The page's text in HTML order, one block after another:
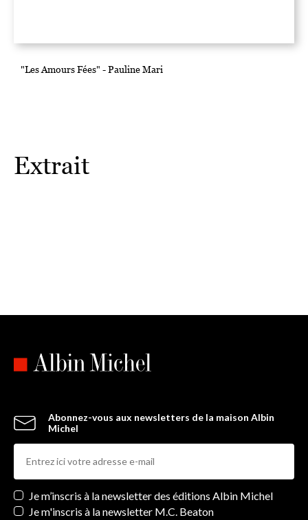
"Les Amours Fées" - Pauline Mari
Extrait
Abonnez-vous aux newsletters de la maison Albin
Michel
Newsletters
Je m’inscris à la newsletter des éditions Albin Michel
Je m'inscris à la newsletter M.C. Beaton